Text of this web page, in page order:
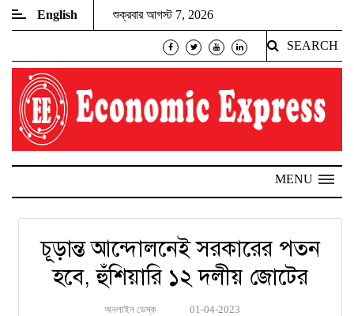
English শুক্রবার আগস্ট 7, 2026
SEARCH
MENU
চূড়ান্ত আন্দোলনেই সরকারের পতন
হবে, হুঁশিয়ারি ১২ দলীয় জোটের
অনলাইন ডেস্ক 01-04-2023